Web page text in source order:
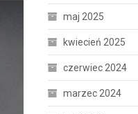
maj 2025
kwiecień 2025
czerwiec 2024
marzec 2024